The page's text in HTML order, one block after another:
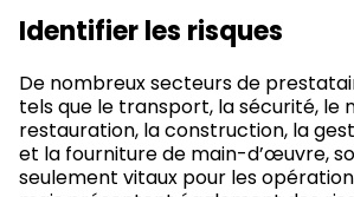
Identifier les risques
De nombreux secteurs de
tels que le transport, la sécurité, le
restauration, la construction, la
et la fourniture de main-d’œuvre,
seulement vitaux pour les